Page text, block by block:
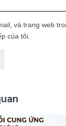
và trang web
của tôi.